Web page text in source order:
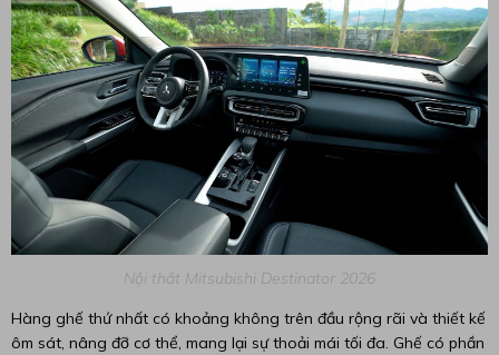
Nội thất Mitsubishi Destinator 2026
Hàng ghế thứ nhất có khoảng không trên đầu rộng rãi và thiết kế
ôm sát, nâng đỡ cơ thể, mang lại sự thoải mái tối đa. Ghế có phần